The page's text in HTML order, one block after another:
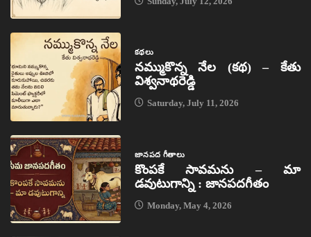
కథలు
నమ్ముకొన్న నేల (కథ) – కేతు
విశ్వనాథరెడ్డి
Saturday, July 11, 2026
జానపద గీతాలు
కొంపకే సావమను – మా
డవుటుగాన్ని : జానపదగీతం
Monday, May 4, 2026